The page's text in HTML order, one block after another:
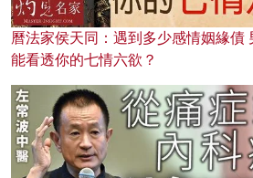
曆法家侯天同：遇到多少感情姻緣債
能看透你的七情六欲？